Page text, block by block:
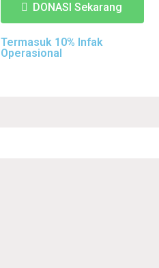
DONASI Sekarang
Termasuk 10% Infak
Operasional